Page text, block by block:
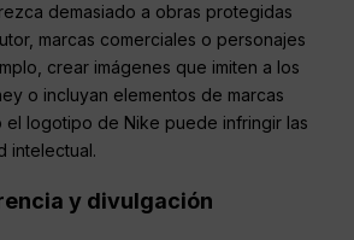
demasiado a obras protegidas
marcas comerciales o personajes
crear imágenes que imiten a los
o incluyan elementos de marcas
el logotipo de Nike puede infringir las
intelectual.
y divulgación